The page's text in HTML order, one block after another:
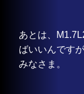
あとは、
ばいいんです
みなさま。